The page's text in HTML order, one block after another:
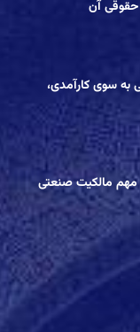
حقوقی آن
به سوی کارآمدی،
مهم مالکیت صنعتی